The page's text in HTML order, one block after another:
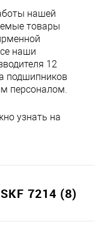
нашей
товары
наши
12
подшипников
персоналом.
узнать на
7214 (8)